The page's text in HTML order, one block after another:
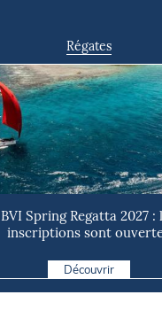
Régates
BVI Spring Regatta 2027 :
inscriptions sont
Découvrir